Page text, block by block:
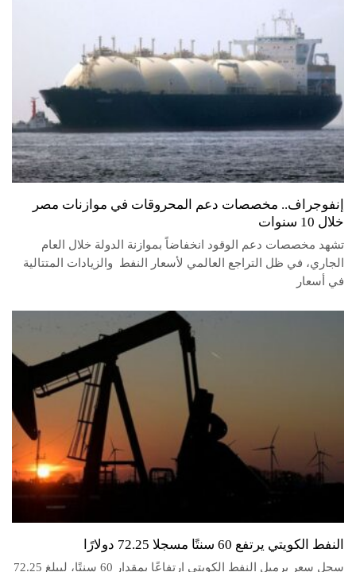
إنفوجراف.. مخصصات دعم المحروقات في موازنات مصر
خلال 10 سنوات
تشهد مخصصات دعم الوقود انخفاضاً بموازنة الدولة خلال العام
الجاري، في ظل التراجع العالمي لأسعار النفط والزيادات المتتالية
في أسعار
النفط الكويتي يرتفع 60 سنتًا مسجلا 72.25 دولارًا
سجل سعر برميل النفط الكويتي ارتفاعًا بمقدار 60 سنتًا، ليبلغ 72.25